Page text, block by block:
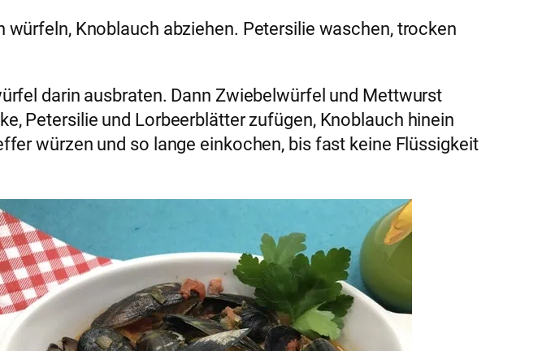
Knoblauch abziehen. Petersilie waschen, trocken
darin ausbraten. Dann Zwiebelwürfel und Mettwurst
Petersilie und Lorbeerblätter zufügen, Knoblauch hinein
würzen und so lange einkochen, bis fast keine Flüssigkeit